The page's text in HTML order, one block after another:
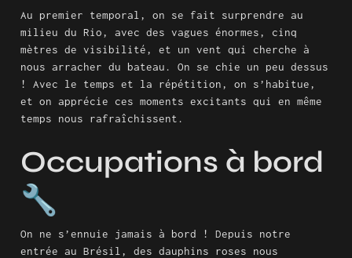
Au premier temporal, on se fait surprendre au
milieu du Rio, avec des vagues énormes, cinq
mètres de visibilité, et un vent qui cherche à
nous arracher du bateau. On se chie un peu dessus
! Avec le temps et la répétition, on s’habitue,
et on apprécie ces moments excitants qui en même
temps nous rafraîchissent.
Occupations à bord
🔧
On ne s’ennuie jamais à bord ! Depuis notre
entrée au Brésil, des dauphins roses nous